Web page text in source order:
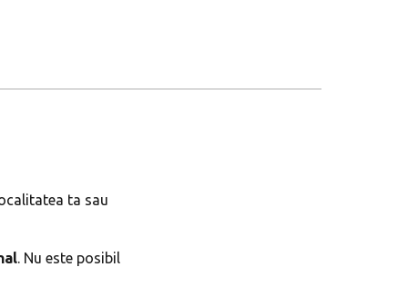
ta sau
. Nu este posibil